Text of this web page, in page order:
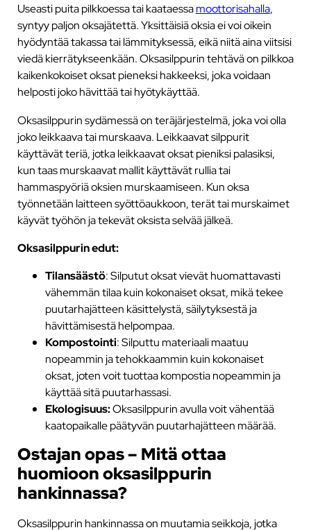
Useasti puita pilkkoessa tai kaataessamoottorisahalla,
syntyy paljon oksajätettä. Yksittäisiä oksia ei voi oikein
hyödyntää takassa tai lämmityksessä, eikä niitä aina viitsisi
viedä kierrätykseenkään. Oksasilppurin tehtävä on pilkkoa
kaikenkokoiset oksat pieneksi hakkeeksi, joka voidaan
helposti joko hävittää tai hyötykäyttää.
Oksasilppurin sydämessä on teräjärjestelmä, joka voi olla
joko leikkaava tai murskaava. Leikkaavat silppurit
käyttävät teriä, jotka leikkaavat oksat pieniksi palasiksi,
kun taas murskaavat mallit käyttävät rullia tai
hammaspyöriä oksien murskaamiseen. Kun oksa
työnnetään laitteen syöttöaukkoon, terät tai murskaimet
käyvät työhön ja tekevät oksista selvää jälkeä.
Oksasilppurin edut:
Tilansäästö: Silputut oksat vievät huomattavasti
vähemmän tilaa kuin kokonaiset oksat, mikä tekee
puutarhajätteen käsittelystä, säilytyksestä ja
hävittämisestä helpompaa.
Kompostointi: Silputtu materiaali maatuu
nopeammin ja tehokkaammin kuin kokonaiset
oksat, joten voit tuottaa kompostia nopeammin ja
käyttää sitä puutarhassasi.
Ekologisuus:Oksasilppurin avulla voit vähentää
kaatopaikalle päätyvän puutarhajätteen määrää.
Ostajan opas – Mitä ottaa
huomioon oksasilppurin
hankinnassa?
Oksasilppurin hankinnassa on muutamia seikkoja, jotka